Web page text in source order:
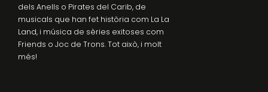
dels Anells o Pirates del Carib, de
musicals que han fet història com La La
Land, i música de sèries exitoses com
Friends o Joc de Trons. Tot això, i molt
més!